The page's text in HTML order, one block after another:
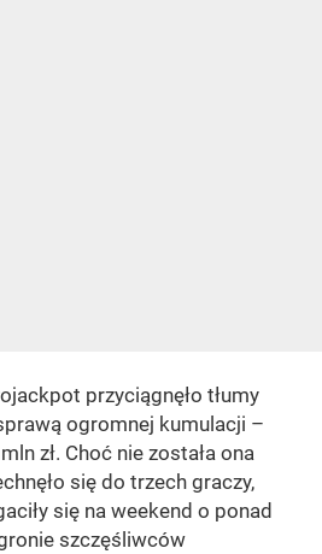
przyciągnęło tłumy
ogromnej kumulacji –
zł. Choć nie została ona
się do trzech graczy,
się na weekend o ponad
szczęśliwców